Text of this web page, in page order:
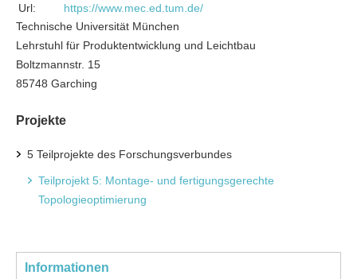
Url:
https://www.mec.ed.tum.de/
Technische Universität München
Lehrstuhl für Produktentwicklung und Leichtbau
Boltzmannstr. 15
85748 Garching
Projekte
5 Teilprojekte des Forschungsverbundes
Teilprojekt 5: Montage- und fertigungsgerechte
Topologieoptimierung
Informationen